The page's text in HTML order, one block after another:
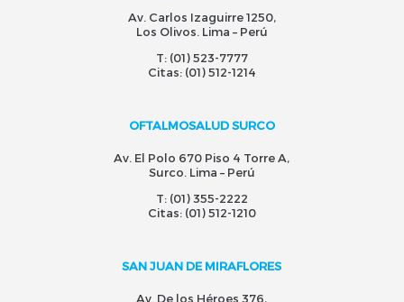
Av. Carlos Izaguirre 1250,
Los Olivos. Lima – Perú
T: (01) 523-7777
Citas: (01) 512-1214
OFTALMOSALUD SURCO
Av. El Polo 670 Piso 4 Torre A,
Surco. Lima – Perú
T: (01) 355-2222
Citas: (01) 512-1210
SAN JUAN DE MIRAFLORES
Av. De los Héroes 376,